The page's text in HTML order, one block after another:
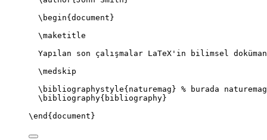
\begin{ document }
\maketitle
Yapılan son çalışmalar LaTeX'in bilimsel
\medskip
\bibliographystyle{naturemag} % burada
\bibliography{bibliography}
\end { document }